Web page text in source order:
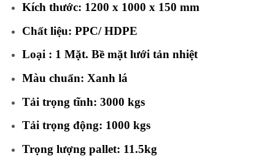
Kích thước: 1200 x 1000 x 150 mm
Chất liệu: PPC/ HDPE
Loại : 1 Mặt. Bề mặt lưới tản nhiệt
Màu chuẩn: Xanh lá
Tải trọng tĩnh: 3000 kgs
Tải trọng động: 1000 kgs
Trọng lượng pallet: 11.5kg